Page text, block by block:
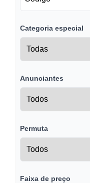
Categoria especial
Anunciantes
Permuta
Faixa de preço